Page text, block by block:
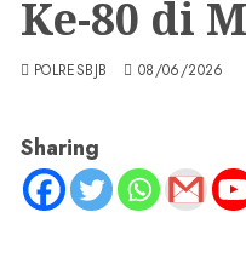
Ke-80 di
POLRESBJB 08/06/2026
Sharing